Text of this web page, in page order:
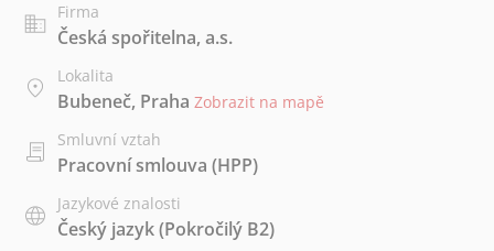
Firma
Česká spořitelna, a.s.
Lokalita
Bubeneč, Praha Zobrazit na mapě
Smluvní vztah
Pracovní smlouva (HPP)
Jazykové znalosti
Český jazyk(Pokročilý B2)